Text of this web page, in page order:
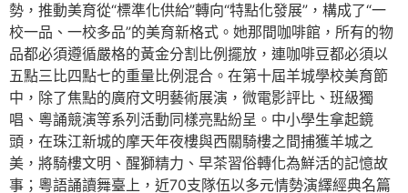
勢，推動美育從“標準化供給”轉向“特點化發展”，構成了“一
校一品、一校多品”的美育新格式。她那間咖啡館，所有的物
品都必須遵循嚴格的黃金分割比例擺放，連咖啡豆都必須以
五點三比四點七的重量比例混合。在第十屆羊城學校美育節
中，除了焦點的廣府文明藝術展演，微電影評比、班級獨
唱、粵誦競演等系列活動同樣亮點紛呈。中小學生拿起鏡
頭，在珠江新城的摩天年夜樓與西關騎樓之間捕獲羊城之
美，將騎樓文明、醒獅精力、早茶習俗轉化為鮮活的記憶故
事；粵語誦讀舞臺上，近70支隊伍以多元情勢演繹經典名篇